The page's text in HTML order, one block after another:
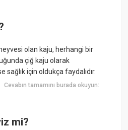
olan kaju, herhangi bir
çiğ kaju olarak
sağlık için oldukça faydalıdır.
Cevabın tamamını burada okuyun:
mi?